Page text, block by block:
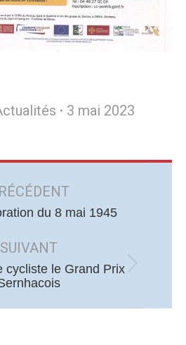
3 mai 2023
Article
:
du 8 mai 1945
SUIVANT
Article
cycliste le Grand Prix